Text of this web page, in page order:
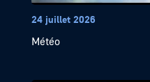
24 juillet 2026
Météo